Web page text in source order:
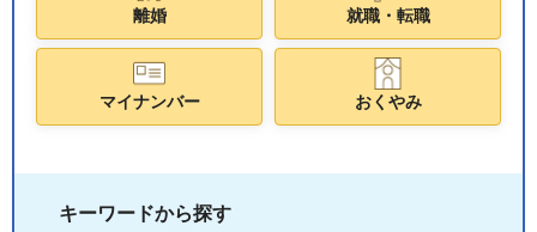
離婚 就職・転職
マイナンバー おくやみ
キーワードから探す